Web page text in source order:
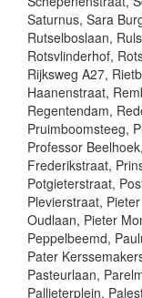
Saturnus, Sara
Rutselboslaan,
Rotsvlinderhof,
Rijksweg A27,
Haanenstraat,
Regentendam,
Pruimboomsteeg,
Professor
Frederikstraat,
Potgieterstraat,
Plevierstraat,
Oudlaan, Pieter
Peppelbeemd,
Pater
Pasteurlaan,
Pallieterplein,